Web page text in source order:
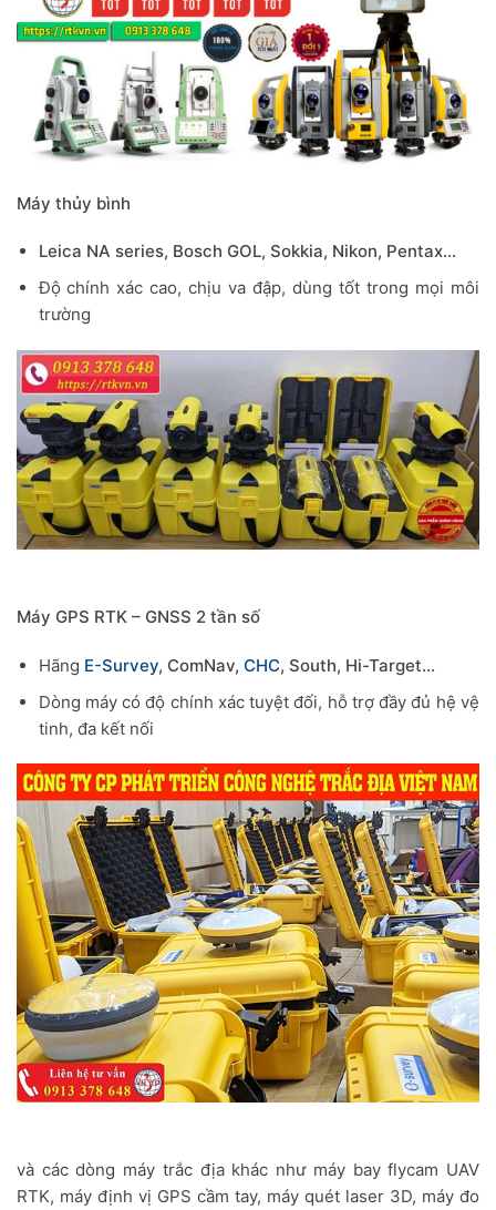
Máy thủy bình
Leica NA series, Bosch GOL, Sokkia, Nikon, Pentax…
Độ chính xác cao, chịu va đập, dùng tốt trong mọi môi
trường
Máy GPS RTK – GNSS 2 tần số
Hãng E-Survey, ComNav, CHC, South, Hi-Target…
Dòng máy có độ chính xác tuyệt đối, hỗ trợ đầy đủ hệ vệ
tinh, đa kết nối
và các dòng máy trắc địa khác như máy bay flycam UAV
RTK, máy định vị GPS cầm tay, máy quét laser 3D, máy đo